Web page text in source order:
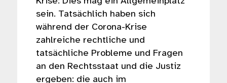
sein. Tatsächlich haben sich
während der Corona-Krise
zahlreiche rechtliche und
tatsächliche Probleme und Fragen
an den Rechtsstaat und die Justiz
ergeben: die auch im